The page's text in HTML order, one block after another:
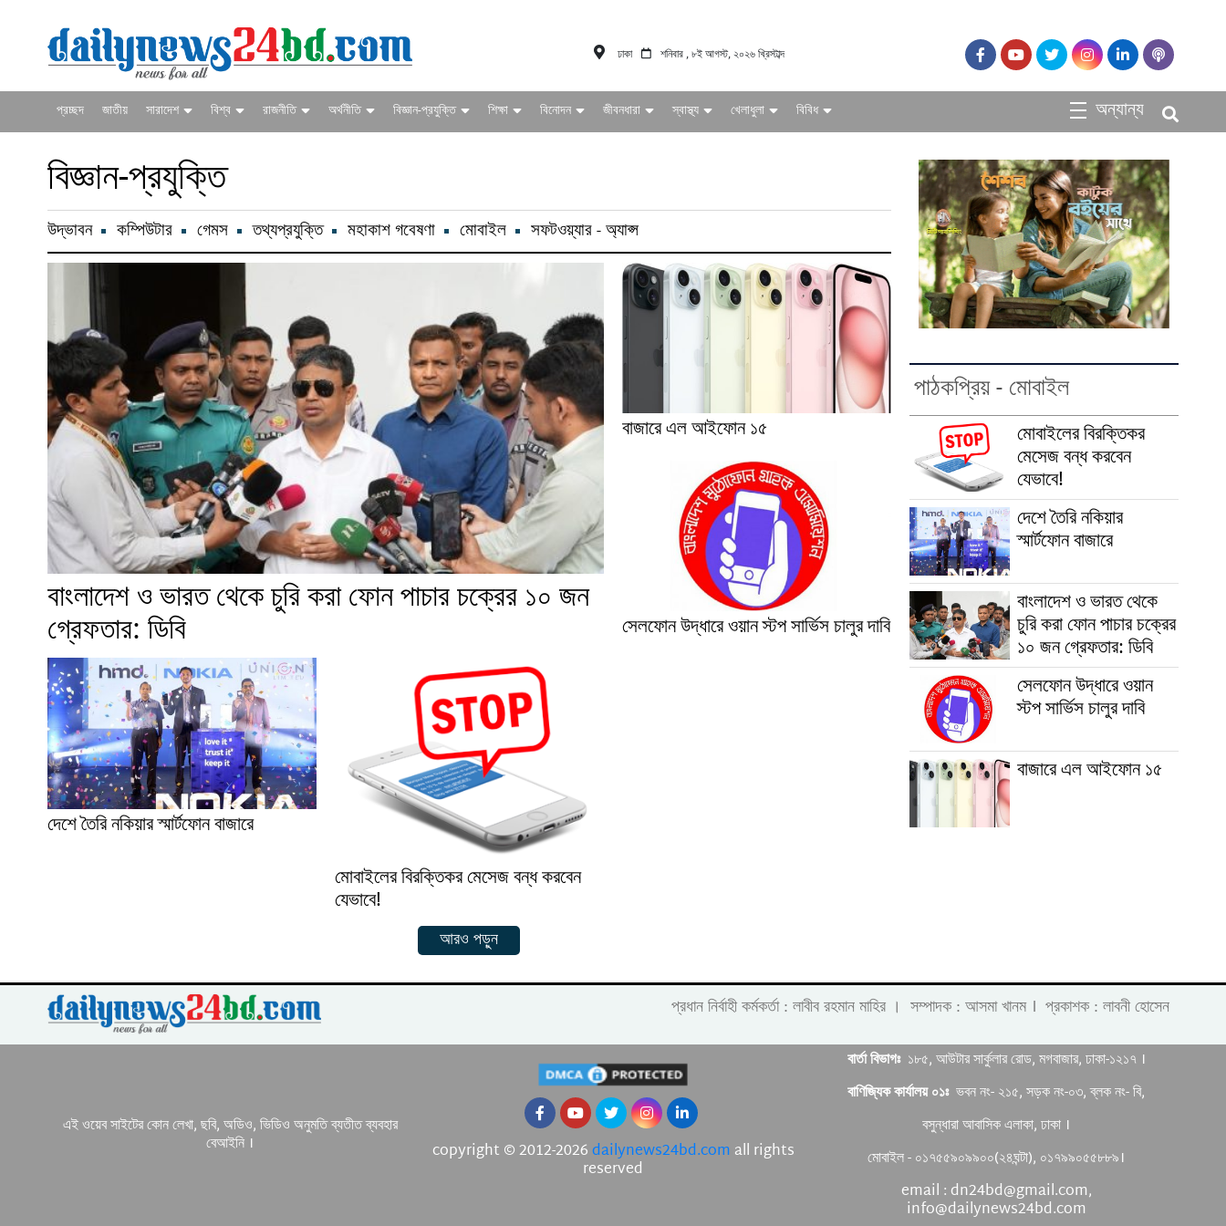
ঢাকা শনিবার , ৮ই আগস্ট, ২০২৬ খ্রিস্টাব্দ
প্রচ্ছদ জাতীয় সারাদেশ বিশ্ব রাজনীতি অর্থনীতি বিজ্ঞান-প্রযুক্তি শিক্ষা বিনোদন জীবনধারা স্বাস্থ্য খেলাধুলা বিবিধ অন্যান্য
বিজ্ঞান-প্রযুক্তি
উদ্ভাবন কম্পিউটার গেমস তথ্যপ্রযুক্তি মহাকাশ গবেষণা মোবাইল সফটওয়্যার - অ্যাপ্স
বাংলাদেশ ও ভারত থেকে চুরি করা ফোন পাচার চক্রের ১০ জন
গ্রেফতার: ডিবি
বাজারে এল আইফোন ১৫
সেলফোন উদ্ধারে ওয়ান স্টপ সার্ভিস চালুর দাবি
দেশে তৈরি নকিয়ার স্মার্টফোন বাজারে
মোবাইলের বিরক্তিকর মেসেজ বন্ধ করবেন
যেভাবে!
আরও পড়ুন
পাঠকপ্রিয় - মোবাইল
মোবাইলের বিরক্তিকর
মেসেজ বন্ধ করবেন
যেভাবে!
দেশে তৈরি নকিয়ার
স্মার্টফোন বাজারে
বাংলাদেশ ও ভারত থেকে
চুরি করা ফোন পাচার চক্রের
১০ জন গ্রেফতার: ডিবি
সেলফোন উদ্ধারে ওয়ান
স্টপ সার্ভিস চালুর দাবি
বাজারে এল আইফোন ১৫
প্রধান নির্বাহী কর্মকর্তা : লাবীব রহমান মাহির । সম্পাদক : আসমা খানম । প্রকাশক : লাবনী হোসেন
এই ওয়েব সাইটের কোন লেখা, ছবি, অডিও, ভিডিও অনুমতি ব্যতীত ব্যবহার
বেআইনি । copyright © 2012-2026dailynews24bd.com all rights
reserved
বার্তা বিভাগঃ১৮৫, আউটার সার্কুলার রোড, মগবাজার, ঢাকা-১২১৭ ।
বাণিজ্যিক কার্যালয় ০১ঃভবন নং- ২১৫, সড়ক নং-০৩, ব্লক নং- বি,
বসুন্ধারা আবাসিক এলাকা, ঢাকা ।
মোবাইল - ০১৭৫৫৯০৯৯০০(২৪ঘন্টা), ০১৭৯৯০৫৫৮৮৯।
email : dn24bd@gmail.com,
info@dailynews24bd.com